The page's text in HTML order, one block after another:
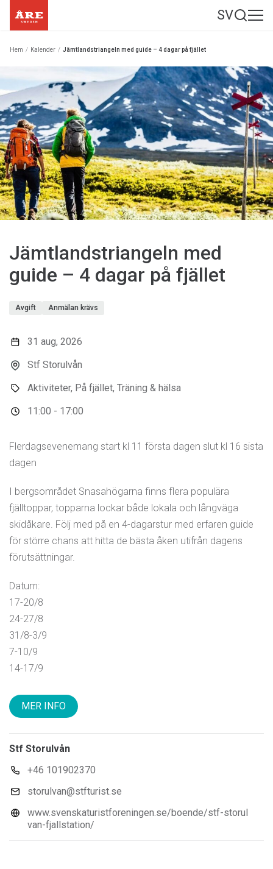
SV
Hem / Kalender / Jämtlandstriangeln med guide – 4 dagar på fjället
Jämtlandstriangeln med
guide – 4 dagar på fjället
Avgift Anmälan krävs
31 aug, 2026
Stf Storulvån
Aktiviteter, På fjället, Träning & hälsa
11:00 - 17:00
Flerdagsevenemang start kl 11 första dagen slut kl 16 sista
dagen
I bergsområdet Snasahögarna finns flera populära
fjälltoppar, topparna lockar både lokala och långväga
skidåkare. Följ med på en 4-dagarstur med erfaren guide
för större chans att hitta de bästa åken utifrån dagens
förutsättningar.
Datum:
17-20/8
24-27/8
31/8-3/9
7-10/9
14-17/9
MER INFO
Stf Storulvån
+46 101902370
storulvan@stfturist.se
www.svenskaturistforeningen.se/boende/stf-storul
van-fjallstation/